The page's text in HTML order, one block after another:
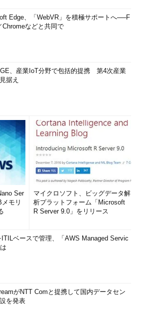
Edge、「WebVR」を積極サポートへ──F
Chromeなどと共同で
GE、産業IoT分野で包括的提携 第4次産業
据え
Ser
モリ
マイクロソフト、ビッグデータ解
析プラットフォーム「Microsoft
R Server 9.0」をリリース
ベースで管理、「AWS Managed Servic
がNTT Comと提携して国内データセン
を発表